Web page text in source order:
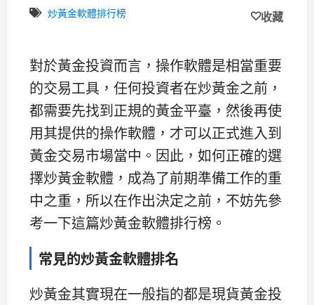
炒黃金軟體排行榜 收藏
對於黃金投資而言，操作軟體是相當重要
的交易工具，任何投資者在炒黃金之前，
都需要先找到正規的黃金平臺，然後再使
用其提供的操作軟體，才可以正式進入到
黃金交易市場當中。因此，如何正確的選
擇炒黃金軟體，成為了前期準備工作的重
中之重，所以在作出決定之前，不妨先參
考一下這篇炒黃金軟體排行榜。
常見的炒黃金軟體排名
炒黃金其實現在一般指的都是現貨黃金投